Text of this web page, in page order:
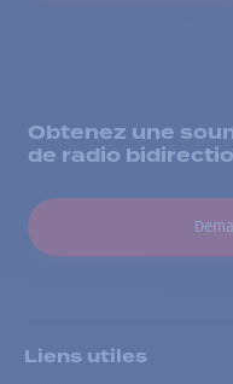
Obtenez une
de radio
Liens utiles